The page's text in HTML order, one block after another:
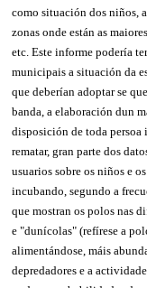
como situación dos niños,
zonas onde están as
etc. Este informe podería
municipais a situación da
que deberían adoptar se
banda, a elaboración dun
disposición de toda persoa
rematar, gran parte dos
usuarios sobre os niños e
incubando, segundo a
que mostran os polos nas
e "dunícolas" (refírese a
alimentándose, máis
depredadores e a